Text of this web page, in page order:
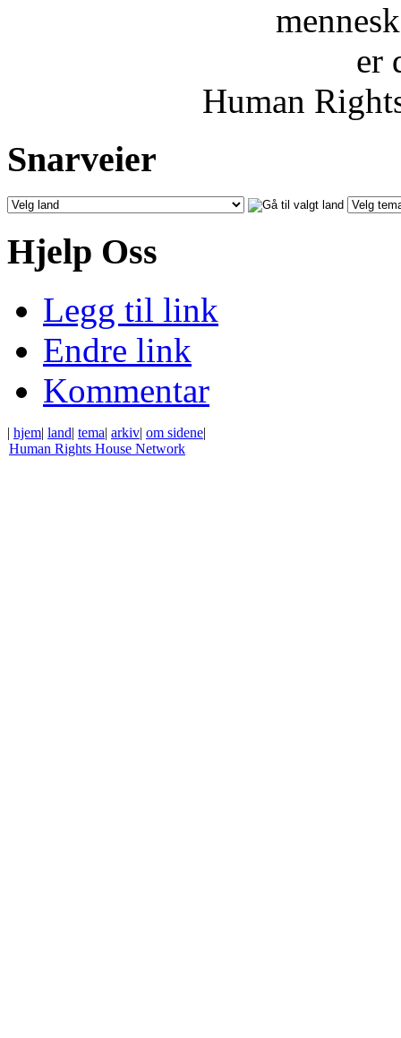
er
Human
Snarveier
Hjelp Oss
Legg til link
Endre link
Kommentar
| hjem| land| tema| arkiv| om sidene|
Human Rights House Network